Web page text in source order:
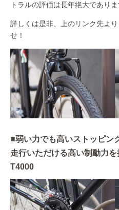
トラルの評価は長年絶大でありま
詳しくは是非、上のリンク先よ
せ！
■弱い力でも高いストッピン
走行いただける高い制動力
T4000